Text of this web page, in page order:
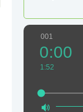
001
0:00
1:52